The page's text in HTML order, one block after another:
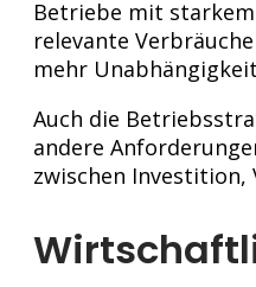
Betriebe mit
relevante
mehr
Auch die
andere
zwischen